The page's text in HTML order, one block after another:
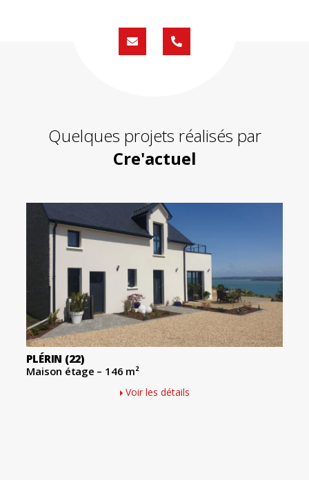
Formulaire
de
02
59
Quelques projets réalisés par
Cre'actuel
PLÉRIN (22)
Maison étage – 146 m²
Voir les détails